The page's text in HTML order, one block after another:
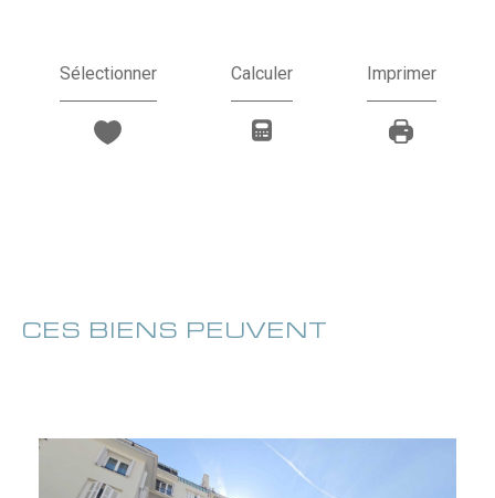
Sélectionner Calculer Imprimer
CES BIENS PEUVENT